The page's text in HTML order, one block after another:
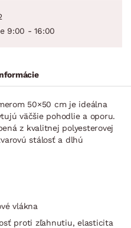
9:00 - 16:00
50×50 cm je ideálna
väčšie pohodlie a oporu.
z kvalitnej polyesterovej
stálosť a dlhú
vlákna
proti zľahnutiu, elasticita